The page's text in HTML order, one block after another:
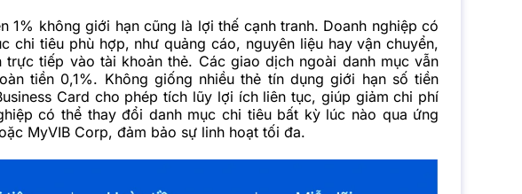
1% không giới hạn cũng là lợi thế cạnh tranh. Doanh nghiệp có
chi tiêu phù hợp, như quảng cáo, nguyên liệu hay vận chuyển,
trực tiếp vào tài khoản thẻ. Các giao dịch ngoài danh mục vẫn
tiền 0,1%. Không giống nhiều thẻ tín dụng giới hạn số tiền
Card cho phép tích lũy lợi ích liên tục, giúp giảm chi phí
có thể thay đổi danh mục chi tiêu bất kỳ lúc nào qua ứng
MyVIB Corp, đảm bảo sự linh hoạt tối đa.